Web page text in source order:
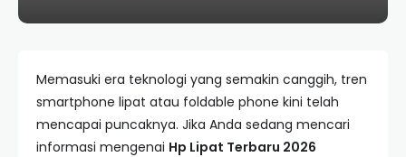
Memasuki era teknologi yang semakin canggih, tren
smartphone lipat atau foldable phone kini telah
mencapai puncaknya. Jika Anda sedang mencari
informasi mengenai Hp Lipat Terbaru 2026